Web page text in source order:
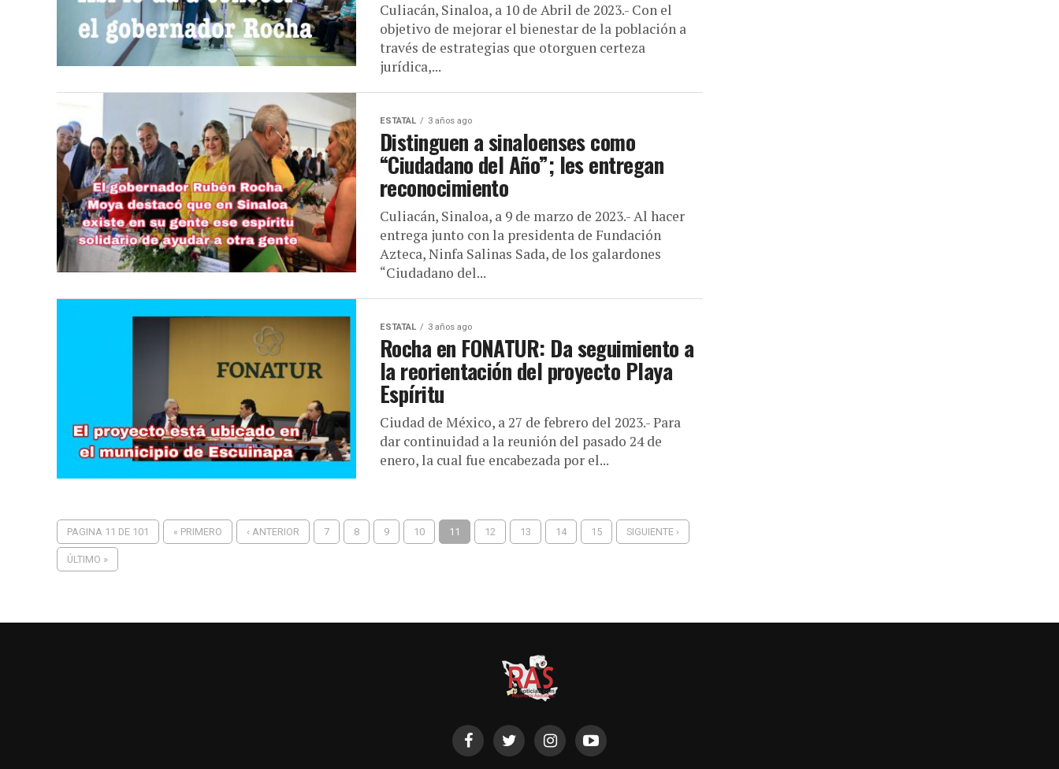
Culiacán, Sinaloa, a 10 de Abril de 2023.- Con el
objetivo de mejorar el bienestar de la población a
través de estrategias que otorguen certeza
jurídica,...
ESTATAL 3 años ago
Distinguen a sinaloenses como
“Ciudadano del Año”; les entregan
reconocimiento
Culiacán, Sinaloa, a 9 de marzo de 2023.- Al hacer
entrega junto con la presidenta de Fundación
Azteca, Ninfa Salinas Sada, de los galardones
“Ciudadano del...
ESTATAL 3 años ago
Rocha en FONATUR: Da seguimiento a
la reorientación del proyecto Playa
Espíritu
Ciudad de México, a 27 de febrero del 2023.- Para
dar continuidad a la reunión del pasado 24 de
enero, la cual fue encabezada por el...
PAGINA 11 DE 101 « PRIMERO ‹ ANTERIOR 7 8 9 10 11 12 13 14 15 SIGUIENTE ›
ÚLTIMO »